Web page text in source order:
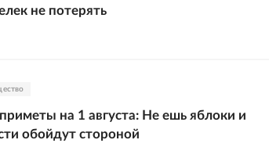
не потерять
на 1 августа: Не ешь яблоки и
обойдут стороной